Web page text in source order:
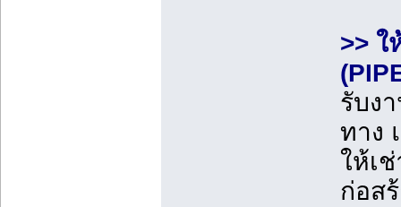
>> ใ
รับง
ทาง
ให้เ
ก่อส